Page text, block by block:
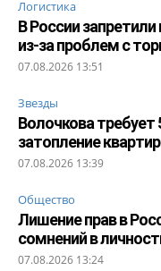
Логистика
В России
из-за проблем с
07.08.2026 13:51
Звезды
Волочкова требует
затопление
07.08.2026 13:39
Общество
Лишение прав в
сомнений в
07.08.2026 13:24